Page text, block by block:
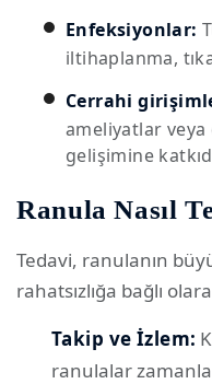
Enfeksiyonlar:
iltihaplanma,
Cerrahi
ameliyatlar
gelişimine
Ranula Nasıl
Tedavi, ranulanın
rahatsızlığa bağlı
Takip ve İzlem:
ranulalar